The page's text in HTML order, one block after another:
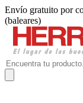
Envío gratuito por
(baleares)